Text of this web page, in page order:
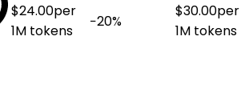
$24.00per
1M tokens
−20%
$30.00per
1M tokens